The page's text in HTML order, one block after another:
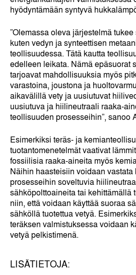
hyödyntämään syntyvä
”Olemassa oleva järjestelmä
kuten vedyn ja synteettisen
teollisuudessa. Tätä kautta
edelleen leikata. Nämä epäsuorat
tarjoavat mahdollisuuksia myös
varastoina, joustona ja
aikavälillä vety ja uusiutuvat
uusiutuva ja hiilineutraali raaka-
teollisuuden prosesseihin”, sanoo
Esimerkiksi teräs- ja
tuotantomenetelmät vaativat
fossiilisia raaka-aineita myös
Näihin haasteisiin voidaan
prosesseihin soveltuvia
sähköpolttoaineita tai kehittämällä
niin, että voidaan käyttää suoraa
sähköllä tuotettua vetyä.
teräksen valmistuksessa voidaan
vetyä pelkistimenä.
LISÄTIETOJA: